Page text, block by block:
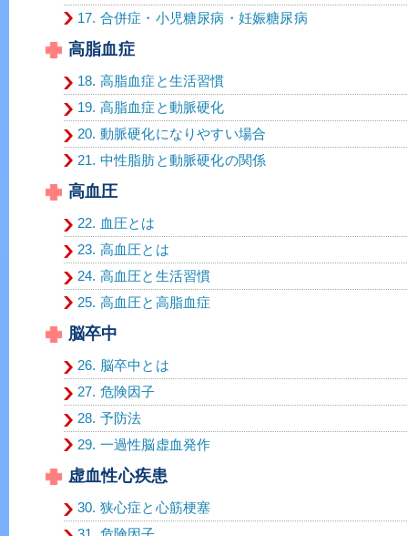
17. 合併症・小児糖尿病・妊娠糖尿病
高脂血症
18. 高脂血症と生活習慣
19. 高脂血症と動脈硬化
20. 動脈硬化になりやすい場合
21. 中性脂肪と動脈硬化の関係
高血圧
22. 血圧とは
23. 高血圧とは
24. 高血圧と生活習慣
25. 高血圧と高脂血症
脳卒中
26. 脳卒中とは
27. 危険因子
28. 予防法
29. 一過性脳虚血発作
虚血性心疾患
30. 狭心症と心筋梗塞